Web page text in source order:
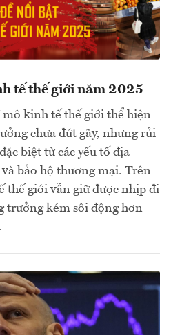
tế thế giới năm 2025
kinh tế thế giới thể hiện
chưa đứt gãy, nhưng rủi
biệt từ các yếu tố địa
bảo hộ thương mại. Trên
thế giới vẫn giữ được nhịp đi
trưởng kém sôi động hơn